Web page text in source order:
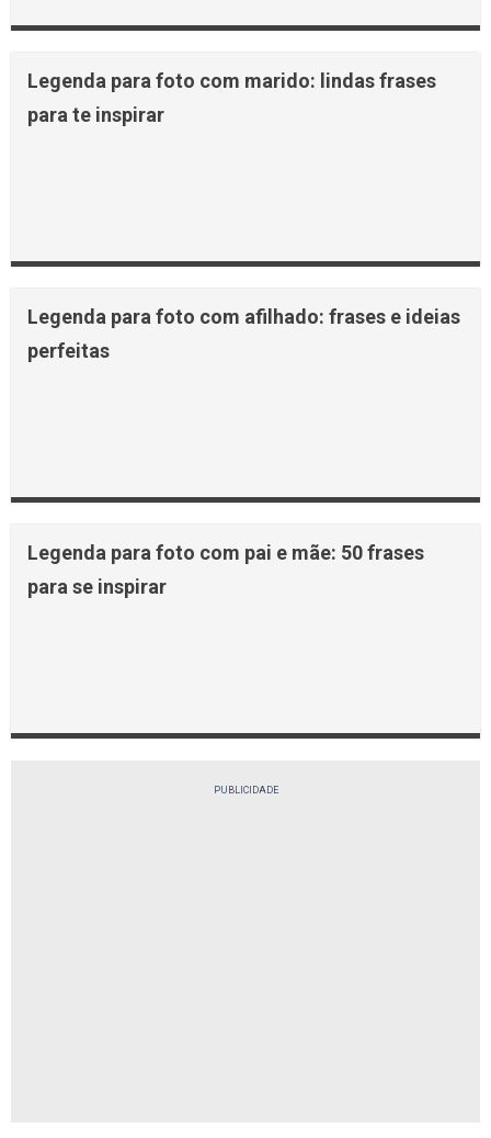
Legenda para foto com marido: lindas frases
para te inspirar
Legenda para foto com afilhado: frases e ideias
perfeitas
Legenda para foto com pai e mãe: 50 frases
para se inspirar
PUBLICIDADE